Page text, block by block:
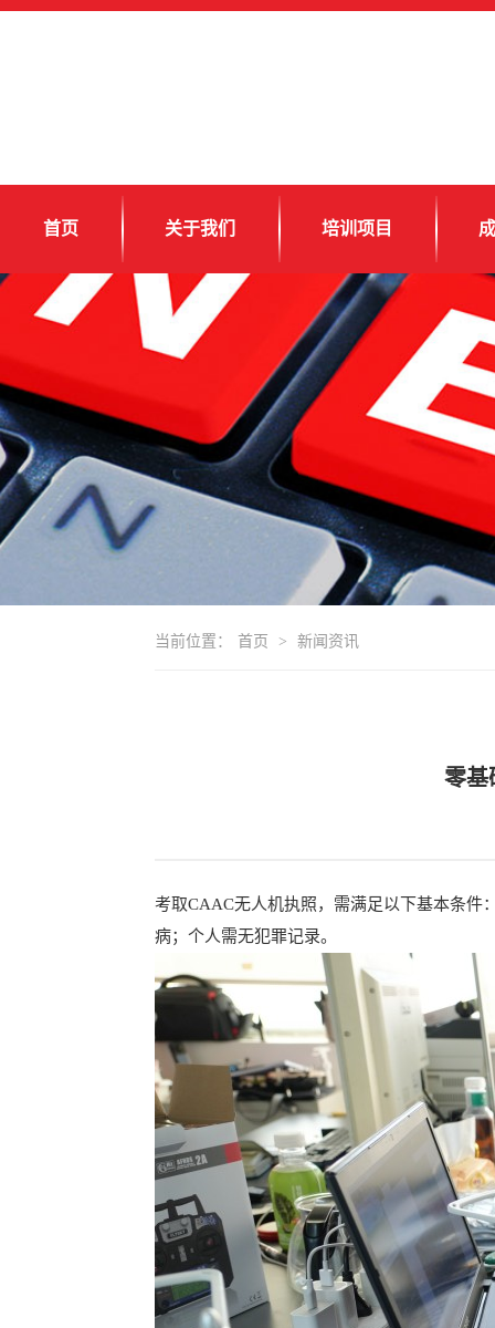
首页 关于我们 培训项目
当前位置： 首页 > 新闻资讯
零基
考取CAAC无人机执照，需满足以下基本条件
病；个人需无犯罪记录。